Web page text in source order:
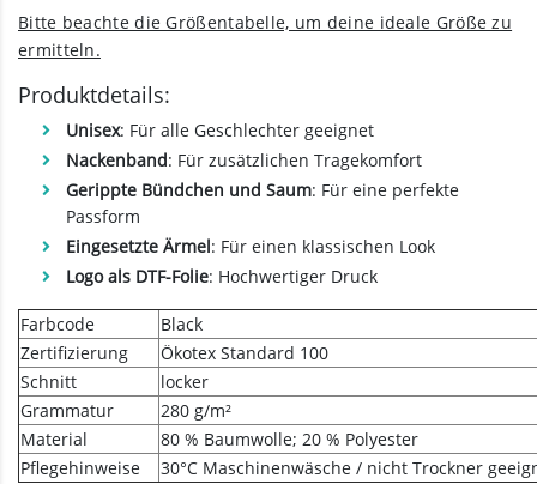
Bitte beachte die Größentabelle, um deine ideale Größe zu
ermitteln.
Produktdetails:
Unisex: Für alle Geschlechter geeignet
Nackenband: Für zusätzlichen Tragekomfort
Gerippte Bündchen und Saum: Für eine perfekte
Passform
Eingesetzte Ärmel: Für einen klassischen Look
Logo als DTF-Folie: Hochwertiger Druck
Farbcode
Black
Zertifizierung
Ökotex Standard 100
Schnitt
locker
Grammatur
280 g/m²
Material
80 % Baumwolle; 20 % Polyester
Pflegehinweise
30°C Maschinenwäsche / nicht Trockner